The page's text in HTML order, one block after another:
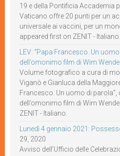
19 e della Pontificia Accademia
Vaticano offre 20 punti per un
universale ai vaccini, per un
appeared first on ZENIT - Italiano.
LEV: “Papa Francesco. Un
dell’omonimo film di Wim
Volume fotografico a cura di
Viganò e Gianluca della
Francesco. Un uomo di parola”,
dell’omonimo film di Wim
ZENIT - Italiano.
Lunedì 4 gennaio 2021:
29, 2020
Avviso dell’Ufficio delle